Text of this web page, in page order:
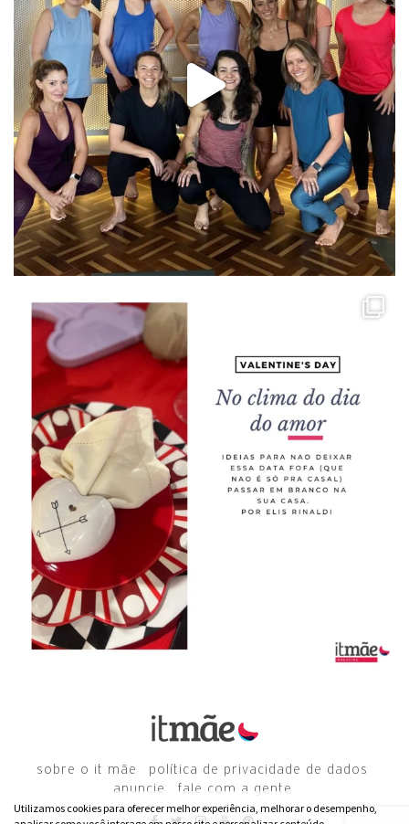
sobre o it mãe
política de privacidade de dados
anuncie
fale com a gente
Utilizamos cookies para oferecer melhor experiência, melhorar o desempenho,